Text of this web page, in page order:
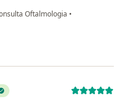
Oftalmologia •